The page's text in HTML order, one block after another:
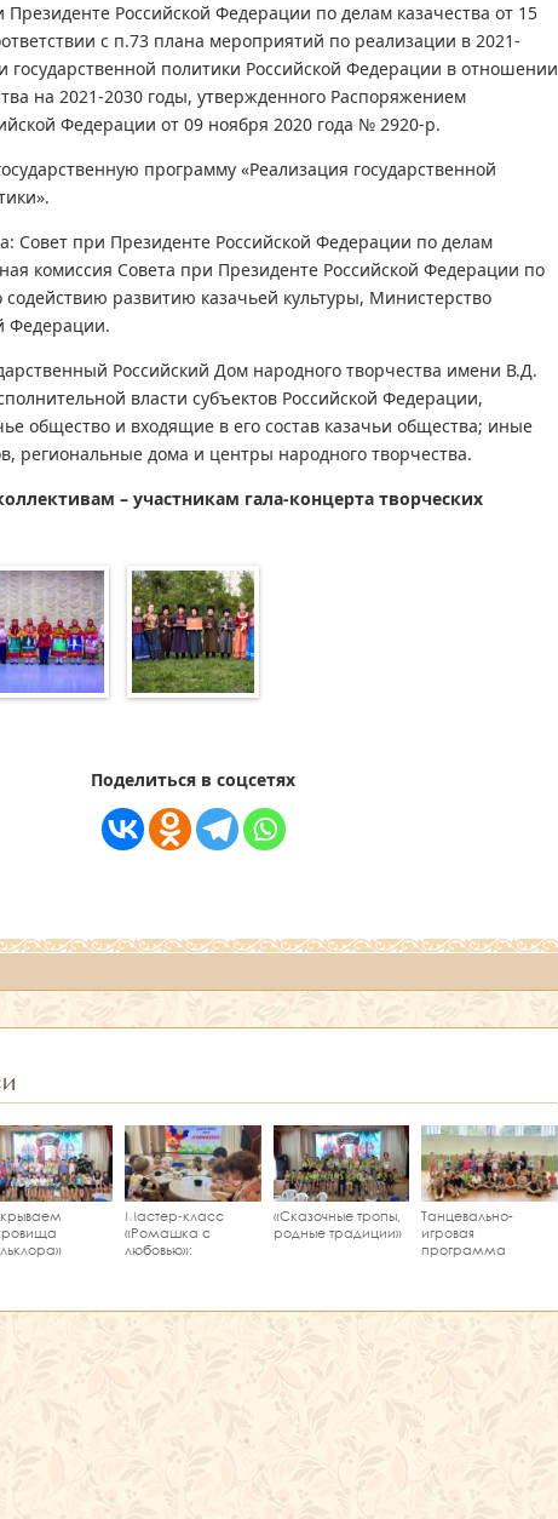
Российской Федерации по делам казачества от 15
с п.73 плана мероприятий по реализации в 2021-
государственной политики Российской Федерации в отношении
на 2021-2030 годы, утвержденного Распоряжением
Федерации от 09 ноября 2020 года № 2920-р.
программу «Реализация государственной
Совет при Президенте Российской Федерации по делам
комиссия Совета при Президенте Российской Федерации по
содействию развитию казачьей культуры, Министерство
Федерации.
Российский Дом народного творчества имени В.Д.
власти субъектов Российской Федерации,
общество и входящие в его состав казачьи общества; иные
региональные дома и центры народного творчества.
– участникам гала-концерта творческих
Поделиться в соцсетях
Мастер‑класс
«Ромашка с
любовью»:
«Сказочные тропы,
родные традиции»
Танцевально-
игровая
программа